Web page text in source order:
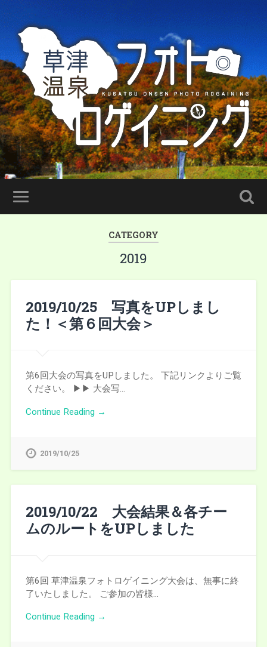
CATEGORY
2019
2019/10/25 写真をUPしまし
た！＜第６回大会＞
第6回大会の写真をUPしました。 下記リンクよりご覧
ください。 ▶︎▶︎ 大会写…
Continue Reading →
2019/10/25
2019/10/22 大会結果＆各チー
ムのルートをUPしました
第6回 草津温泉フォトロゲイニング大会は、無事に終
了いたしました。 ご参加の皆様…
Continue Reading →